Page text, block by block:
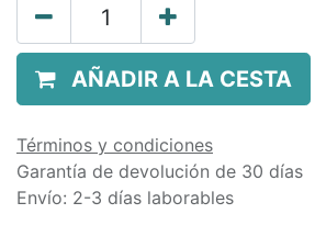
AÑADIR A LA CESTA
Términos y condiciones
Garantía de devolución de 30 días
Envío: 2-3 días laborables